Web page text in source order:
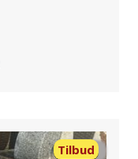
Tilbud